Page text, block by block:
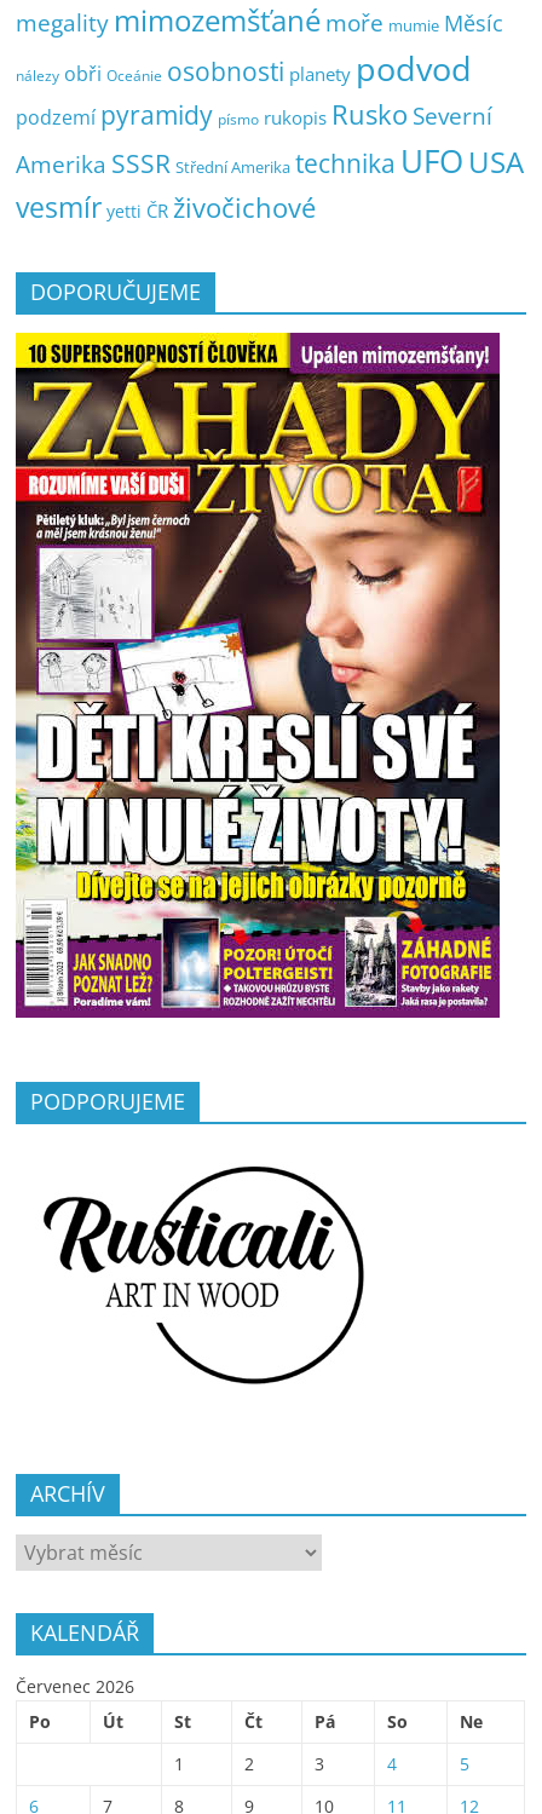
megality mimozemšťanémoře mumie Měsíc
nálezy obři Oceánie osobnosti planety podvod
podzemí pyramidy písmo rukopis Rusko Severní
Amerika SSSR Střední Amerika technika UFO USA
vesmír yetti ČR živočichové
DOPORUČUJEME
PODPORUJEME
ARCHÍV
ARCHÍV
KALENDÁŘ
Červenec 2026
Po
Út St Čt Pá So
Ne
1
2 3 4
5
6
7 8 9 10 11 12